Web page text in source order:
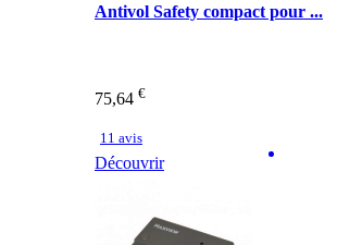
Antivol Safety compact pour ...
75,64 €
11 avis
Découvrir